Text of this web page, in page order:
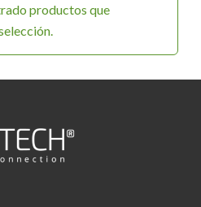
productos que